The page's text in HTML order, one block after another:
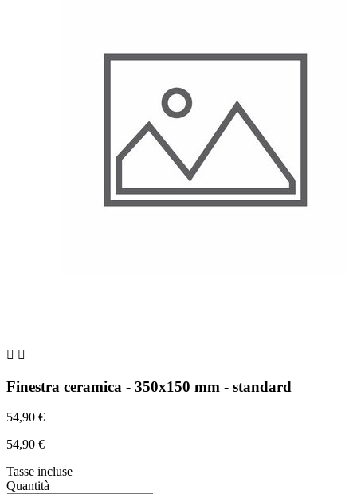
 
Finestra ceramica - 350x150 mm - standard
54,90 €
54,90 €
Tasse incluse
Quantità